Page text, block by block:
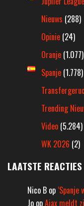
Nieuws (288)
Opinie (24)
Oranje (1.077)
Spanje (1.778)
Trending
Video (5.284)
WK 2026 (2)
LAATSTE REACTIES
Nico B op
Jo opAjax meldt